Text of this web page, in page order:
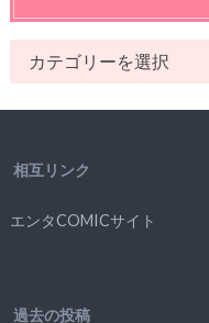
相互リンク
エンタCOMICサイト
過去の投稿